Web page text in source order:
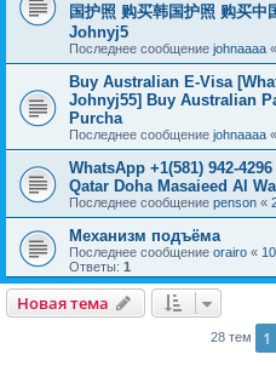
国护照 购买韩国护照 购买中
Johnyj5
Последнее сообщение johnaaaa «
Buy Australian E-Visa
Johnyj55] Buy Australian
Purcha
Последнее сообщение johnaaaa «
WhatsApp +1(581) 942-
Qatar Doha Masaieed Al
Последнее сообщение penson «
Механизм подъёма
Последнее сообщение orairo «
Ответы: 1
Новая тема
28 тем 1